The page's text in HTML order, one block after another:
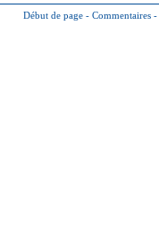
Début de page - Commentaires -